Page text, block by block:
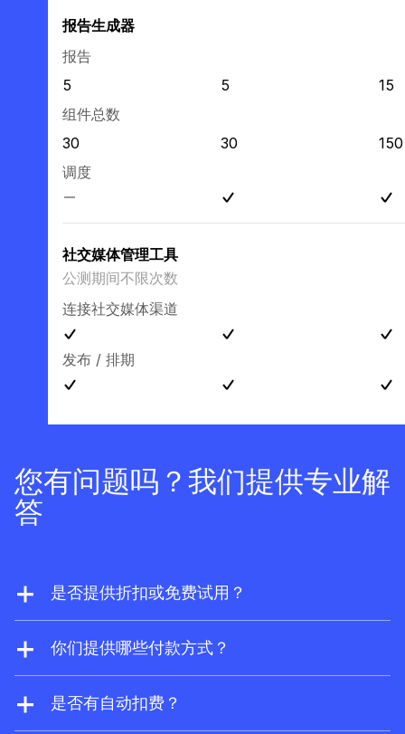
报告生成器
报告
5
5
15
组件总数
30
30
150
调度
社交媒体管理工具
公测期间不限次数
连接社交媒体渠道
发布 / 排期
您有问题吗？我们提供专业解
答
是否提供折扣或免费试用？
我们从不提供折扣。但如果您是网站所有者，
可以注册Ahrefs 免费版，免费获取 Site
你们提供哪些付款方式？
我们接受 Visa、Mastercard、American
Express 和银联。对于企业版订阅方案，我们
是否有自动扣费？
是的。如果没有预付费，追加用户将按用量付